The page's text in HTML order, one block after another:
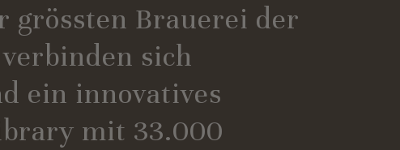
grössten Brauerei der
sich
ein innovatives
mit 33.000